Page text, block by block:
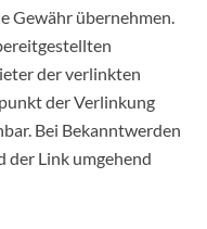
Gewähr übernehmen.
der verlinkten
der Verlinkung
Bei Bekanntwerden
der Link umgehend